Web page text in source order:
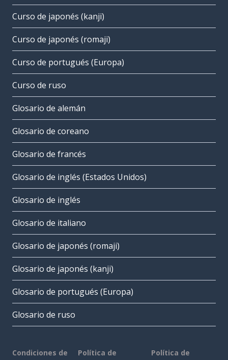
Curso de japonés (kanji)
Curso de japonés (romaji)
Curso de portugués (Europa)
Curso de ruso
Glosario de alemán
Glosario de coreano
Glosario de francés
Glosario de inglés (Estados Unidos)
Glosario de inglés
Glosario de italiano
Glosario de japonés (romaji)
Glosario de japonés (kanji)
Glosario de portugués (Europa)
Glosario de ruso
Condiciones de
Política de
Política de